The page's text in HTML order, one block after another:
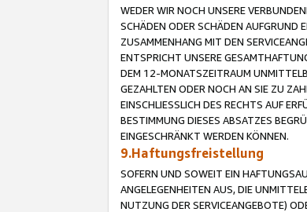
WEDER WIR NOCH UNSERE
SCHÄDEN ODER SCHÄDEN AUFGRUND
ZUSAMMENHANG MIT DEN
ENTSPRICHT UNSERE
DEM 12-MONATSZEITRAUM
GEZAHLTEN ODER NOCH AN SIE ZU
EINSCHLIESSLICH DES RECHTS AUF
BESTIMMUNG DIESES ABSATZES
EINGESCHRÄNKT WERDEN KÖNNEN.
9.Haftungsfreistellung
SOFERN UND SOWEIT EIN
ANGELEGENHEITEN AUS, DIE
NUTZUNG DER SERVICEANGEBOTE)